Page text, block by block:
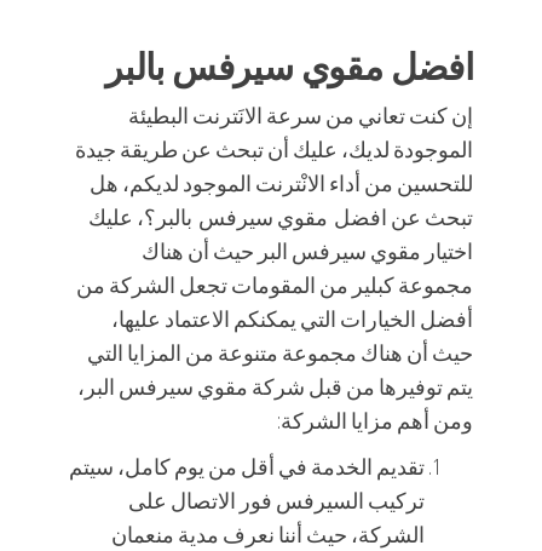
افضل مقوي سيرفس بالبر
إن كنت تعاني من سرعة الانَترنت البطيئة
الموجودة لديك، عليك أن تبحث عن طريقة جيدة
للتحسين من أداء الانْترنت الموجود لديكم، هل
تبحث عن افضل مقوي سيرفس بالبر؟، عليك
اختيار مقوي سيرفس البر حيث أن هناك
مجموعة كبلير من المقومات تجعل الشركة من
أفضل الخيارات التي يمكنكم الاعتماد عليها،
حيث أن هناك مجموعة متنوعة من المزايا التي
يتم توفيرها من قبل شركة مقوي سيرفس البر،
ومن أهم مزايا الشركة:
تقديم الخدمة في أقل من يوم كامل، سيتم
تركيب السيرفس فور الاتصال على
الشركة، حيث أننا نعرف مدية منعمان